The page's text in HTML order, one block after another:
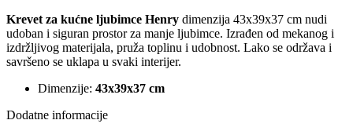
Krevet za kućne ljubimce Henry dimenzija 43x39x37 cm nudi
udoban i siguran prostor za manje ljubimce. Izrađen od mekanog i
izdržljivog materijala, pruža toplinu i udobnost. Lako se održava i
savršeno se uklapa u svaki interijer.
Dimenzije: 43x39x37 cm
Dodatne informacije